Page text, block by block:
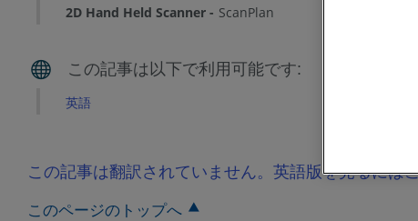
2D Hand Held Scanner ScanPlan
英語
この記事は翻訳されていません。英語版を見るには
このページのトップへ